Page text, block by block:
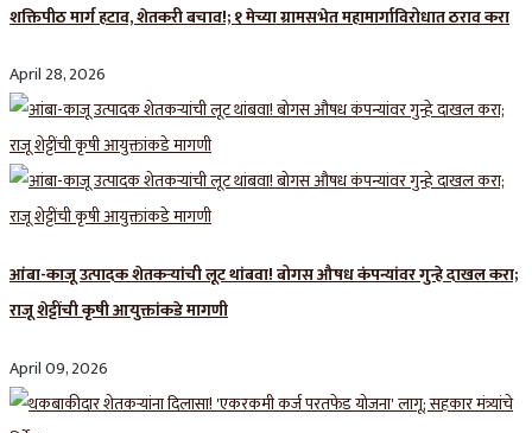
शक्तिपीठ मार्ग हटाव, शेतकरी बचाव!; १ मेच्या ग्रामसभेत महामार्गाविरोधात ठराव करा
April 28, 2026
आंबा-काजू उत्पादक शेतकऱ्यांची लूट थांबवा! बोगस औषध कंपन्यांवर गुन्हे दाखल करा;
राजू शेट्टींची कृषी आयुक्तांकडे मागणी
April 09, 2026